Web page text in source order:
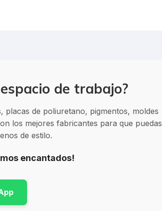
de trabajo?
de poliuretano, pigmentos, moldes
los mejores fabricantes para que puedas
de estilo.
encantados!